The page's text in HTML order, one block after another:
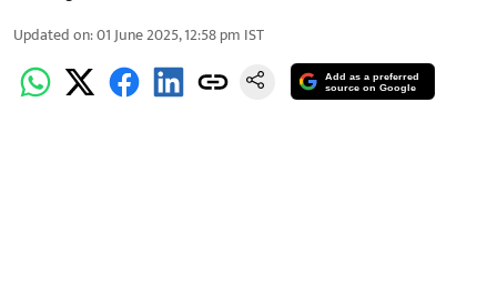
Updated on:01 June 2025, 12:58 pm IST
Add as a preferred
source on Google